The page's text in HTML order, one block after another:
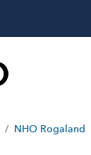
NHO Rogaland